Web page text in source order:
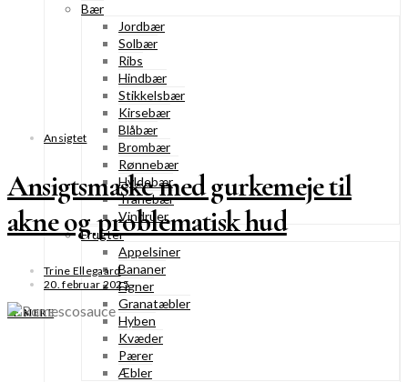
Bær
Jordbær
Solbær
Ribs
Hindbær
Stikkelsbær
Kirsebær
Blåbær
Brombær
Rønnebær
Hyldebær
Tranebær
Vindruer
Frugter
Appelsiner
Bananer
Figner
Granatæbler
Hyben
Kvæder
Pærer
Æbler
Ansigtet
Ansigtsmaske med gurkemeje til
akne og problematisk hud
Trine Ellegaard
20. februar 2025
SE MERE